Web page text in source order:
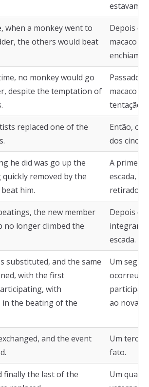
estavam
when a monkey went to
the others would beat
Depois
macaco
enchiam-
no monkey would go
despite the temptation of
Passado
macaco
tentação
replaced one of the
Então, os
dos cinco
he did was go up the
removed by the
him.
A
escada,
retirado
the new member
no longer climbed the
Depois
escada.
substituted, and the same
with the first
with
in the beating of the
Um
ocorreu,
ao novato.
and the event
Um
fato.
finally the last of the
Um